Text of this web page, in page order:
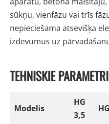
sūkņu, vienfāzu vai trīs
nepieciešama atsevišķa
izdevumus uz
TEHNISKIE PARAMETRI
Modelis
HG
3,5